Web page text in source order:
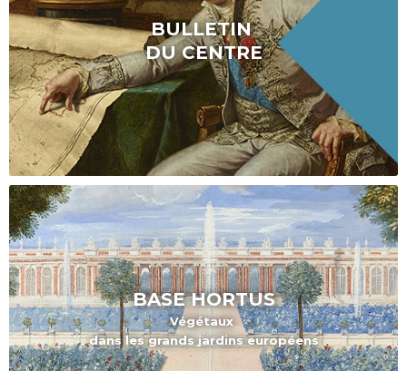
BULLETIN
DU CENTRE
BASE HORTUS
Végétaux
dans les grands jardins européens